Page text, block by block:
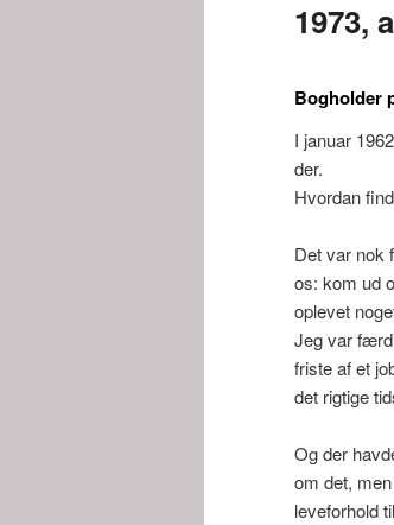
1973,
Bogholder
I januar
der.
Hvordan
Det var nok
os: kom ud
oplevet
Jeg var
friste af et
det rigtige
Og der
om det,
leveforhold